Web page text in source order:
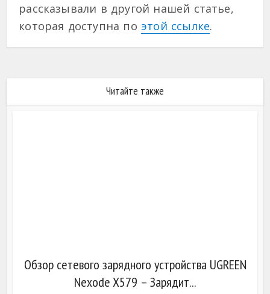
рассказывали в другой нашей статье,
которая доступна по этой ссылке.
Читайте также
Обзор сетевого зарядного устройства UGREEN
Nexode X579 – Зарядит...